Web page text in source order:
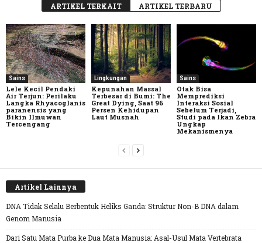
ARTIKEL TERKAIT ARTIKEL TERBARU
Sains
Lele Kecil Pendaki
Air Terjun: Perilaku
Langka Rhyacoglanis
paranensis yang
Bikin Ilmuwan
Tercengang
Lingkungan
Kepunahan Massal
Terbesar di Bumi: The
Great Dying, Saat 96
Persen Kehidupan
Laut Musnah
Sains
Otak Bisa
Memprediksi
Interaksi Sosial
Sebelum Terjadi,
Studi pada Ikan Zebra
Ungkap
Mekanismenya
Artikel Lainnya
DNA Tidak Selalu Berbentuk Heliks Ganda: Struktur Non-B DNA dalam
Genom Manusia
Dari Satu Mata Purba ke Dua Mata Manusia: Asal-Usul Mata Vertebrata